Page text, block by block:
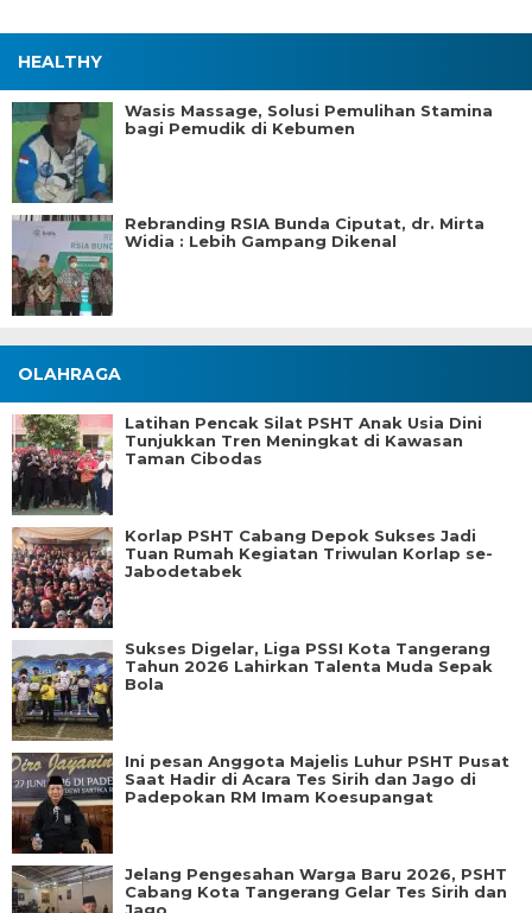
HEALTHY
Wasis Massage, Solusi Pemulihan Stamina
bagi Pemudik di Kebumen
Rebranding RSIA Bunda Ciputat, dr. Mirta
Widia : Lebih Gampang Dikenal
OLAHRAGA
Latihan Pencak Silat PSHT Anak Usia Dini
Tunjukkan Tren Meningkat di Kawasan
Taman Cibodas
Korlap PSHT Cabang Depok Sukses Jadi
Tuan Rumah Kegiatan Triwulan Korlap se-
Jabodetabek
Sukses Digelar, Liga PSSI Kota Tangerang
Tahun 2026 Lahirkan Talenta Muda Sepak
Bola
Ini pesan Anggota Majelis Luhur PSHT Pusat
Saat Hadir di Acara Tes Sirih dan Jago di
Padepokan RM Imam Koesupangat
Jelang Pengesahan Warga Baru 2026, PSHT
Cabang Kota Tangerang Gelar Tes Sirih dan